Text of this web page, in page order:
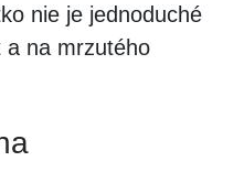
nie je jednoduché
a na mrzutého